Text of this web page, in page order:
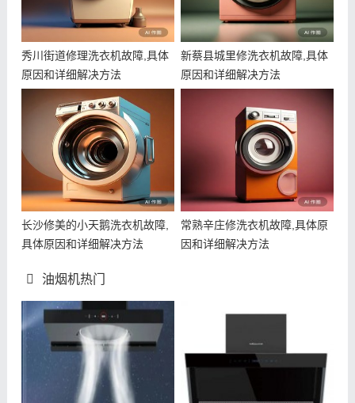
秀川街道修理洗衣机故障,具体
原因和详细解决方法
新蔡县城里修洗衣机故障,具体
原因和详细解决方法
长沙修美的小天鹅洗衣机故障,
具体原因和详细解决方法
常熟辛庄修洗衣机故障,具体原
因和详细解决方法
油烟机热门